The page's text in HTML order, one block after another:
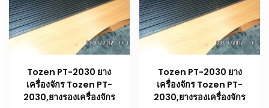
Tozen PT-2030 ยาง
เครื่องจักร Tozen PT-
2030,ยางรองเครื่องจักร
Tozen PT-2030 ยาง
เครื่องจักร Tozen PT-
2030,ยางรองเครื่องจักร